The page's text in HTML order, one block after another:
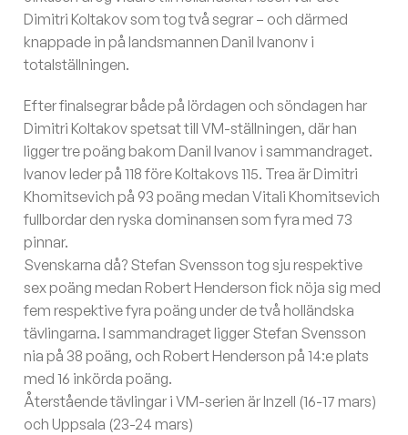
Dimitri Koltakov som tog två segrar – och därmed
knappade in på landsmannen Danil Ivanonv i
totalställningen.
Efter finalsegrar både på lördagen och söndagen har
Dimitri Koltakov spetsat till VM-ställningen, där han
ligger tre poäng bakom Danil Ivanov i sammandraget.
Ivanov leder på 118 före Koltakovs 115. Trea är Dimitri
Khomitsevich på 93 poäng medan Vitali Khomitsevich
fullbordar den ryska dominansen som fyra med 73
pinnar.
Svenskarna då? Stefan Svensson tog sju respektive
sex poäng medan Robert Henderson fick nöja sig med
fem respektive fyra poäng under de två holländska
tävlingarna. I sammandraget ligger Stefan Svensson
nia på 38 poäng, och Robert Henderson på 14:e plats
med 16 inkörda poäng.
Återstående tävlingar i VM-serien är Inzell (16-17 mars)
och Uppsala (23-24 mars)